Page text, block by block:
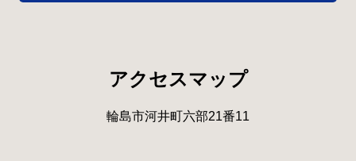
アクセスマップ
輪島市河井町六部21番11